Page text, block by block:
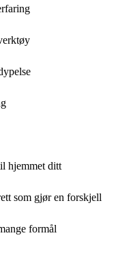
hjemmet ditt
som gjør en forskjell
formål